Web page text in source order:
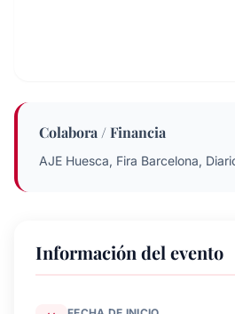
Colabora / Financia
AJE Huesca, Fira Barcelona,
Información del evento